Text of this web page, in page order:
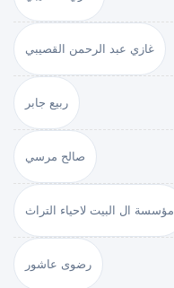
غازي عبد الرحمن القصيبي
ربيع جابر
صالح مرسي
مؤسسة ال البيت لاحياء التراث
رضوى عاشور